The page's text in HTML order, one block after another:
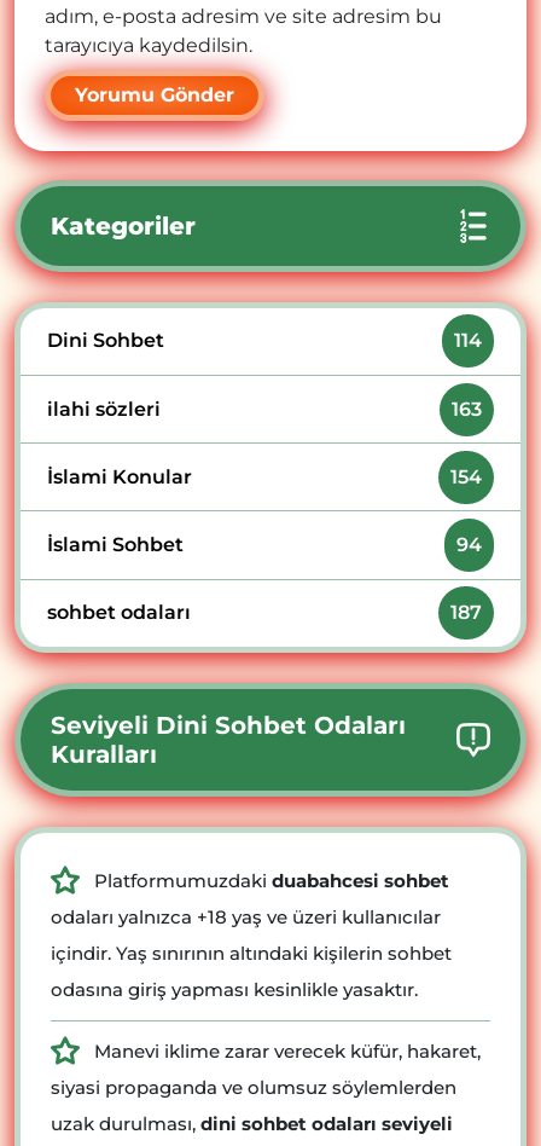
adım, e-posta adresim ve site adresim bu
tarayıcıya kaydedilsin.
Kategoriler
Dini Sohbet 114
ilahi sözleri 163
İslami Konular 154
İslami Sohbet 94
sohbet odaları 187
Seviyeli Dini Sohbet Odaları
Kuralları
Platformumuzdaki duabahcesi sohbet
odaları yalnızca +18 yaş ve üzeri kullanıcılar
içindir. Yaş sınırının altındaki kişilerin sohbet
odasına giriş yapması kesinlikle yasaktır.
Manevi iklime zarar verecek küfür, hakaret,
siyasi propaganda ve olumsuz söylemlerden
uzak durulması, dini sohbet odaları seviyeli